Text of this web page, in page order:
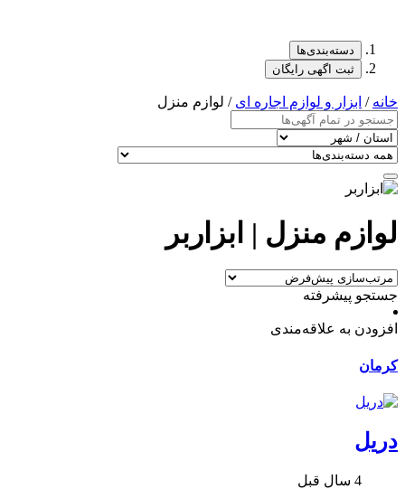
دسته‌بندی‌ها
ثبت اگهی رایگان
خانه / ابزار و لوازم اجاره ای / لوازم منزل
لوازم منزل | ابزاربر
جستجو پیشرفته
افزودن به علاقه‌مندی
کرمان
دریل
4 سال قبل